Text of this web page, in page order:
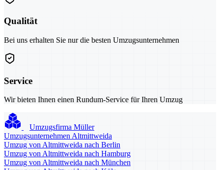
Qualität
Bei uns erhalten Sie nur die besten Umzugsunternehmen
Service
Wir bieten Ihnen einen Rundum-Service für Ihren Umzug
Umzugsfirma Müller
Umzugsunternehmen Altmittweida
Umzug von Altmittweida nach Berlin
Umzug von Altmittweida nach Hamburg
Umzug von Altmittweida nach München